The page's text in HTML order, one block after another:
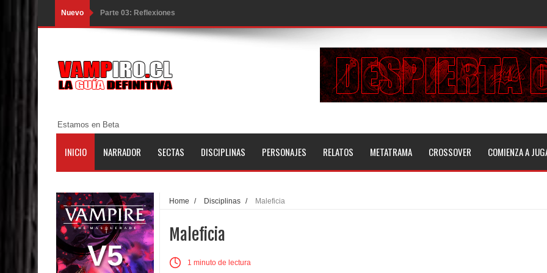
Nuevo Parte 02: Un Bicho Raro
Parte 01: Una Misión de Locos
Parte 03: Forastero en Tierra Muerta
Parte 10: El Secreto
Parte 06: El Trato con los Muertos
Parte 05: Sitiados
Parte 04: Se Descubre el Pastel
Parte 03: Una Piraña en el Bidé
Estamos en Beta
INICIO NARRADOR SECTAS DISCIPLINAS PERSONAJES RELATOS METATRAMA CROSSOVER COMIENZA A
V5
Home / Disciplinas / Maleficia
Maleficia
1 minuto de lectura